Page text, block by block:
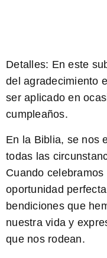
Detalles: En este
del agradecimiento
ser aplicado en
cumpleaños.
En la Biblia, se nos
todas las
Cuando
oportunidad
bendiciones que
nuestra vida y
que nos rodean.